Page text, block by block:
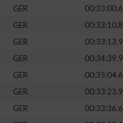
GER 00:33:00.6
GER
00:33:10.8
GER
00:33:13.9
GER
00:34:39.9
GER
00:35:04.6
GER 00:33:23.9
GER
00:33:36.6